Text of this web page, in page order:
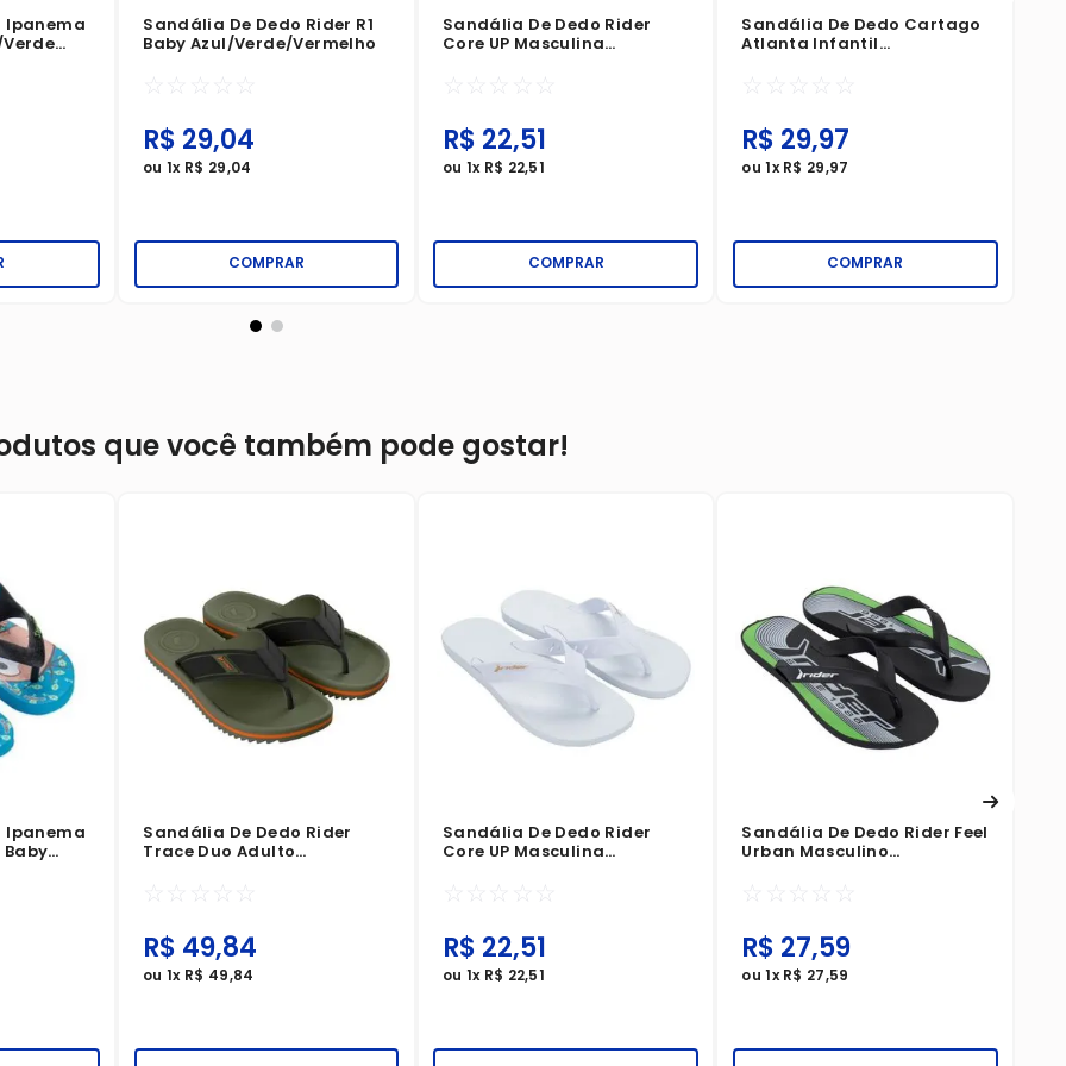
Ipanema
Sandália De Dedo Rider R1
Baby Azul/Verde/Vermelho
☆ ☆ ☆ ☆ ☆
R$ 29,04
ou1x R$ 29,04
COMPRAR
Sandália De Dedo Rider
Core UP Masculina
☆ ☆ ☆ ☆ ☆
R$ 22,51
ou 1x R$ 22,51
COMPRAR
Sandália De Dedo Cartago
Atlanta Infantil
☆ ☆ ☆ ☆ ☆
R$ 29,97
ou1xR$ 29,97
COMPRAR
que você também pode gostar!
Ipanema
Sandália De Dedo Rider
Trace Duo Adulto
☆ ☆ ☆ ☆ ☆
R$ 49,84
ou1x R$ 49,84
Sandália De Dedo Rider
Core UP Masculina
☆ ☆ ☆ ☆ ☆
R$ 22,51
ou 1x R$ 22,51
Sandália De Dedo Rider Feel
Urban Masculino
☆ ☆ ☆ ☆ ☆
R$ 27,59
ou1xR$ 27,59